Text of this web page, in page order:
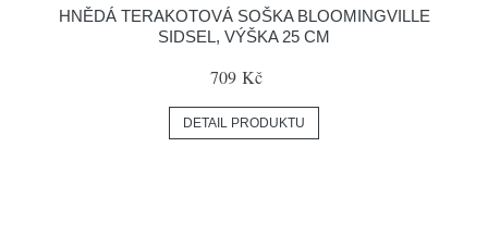
HNĚDÁ TERAKOTOVÁ SOŠKA BLOOMINGVILLE
SIDSEL, VÝŠKA 25 CM
709 Kč
DETAIL PRODUKTU